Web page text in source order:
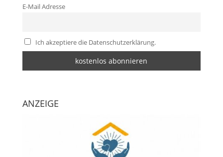
E-Mail Adresse
Ich akzeptiere die Datenschutzerklärung.
ANZEIGE